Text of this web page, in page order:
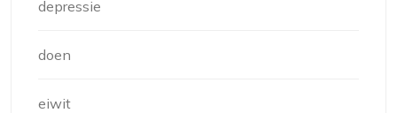
depressie
doen
eiwit